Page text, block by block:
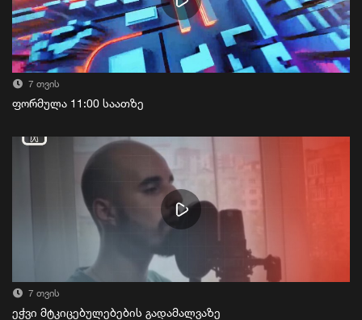
7 თვის
ფორმულა 11:00 საათზე
7 თვის
ეჭვი მტკიცებულებების გადამალვაზე